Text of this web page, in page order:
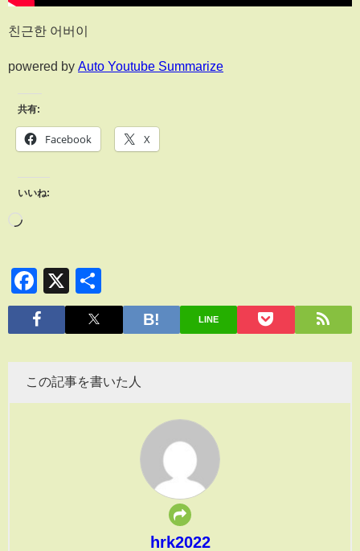
친근한 어버이
powered by Auto Youtube Summarize
共有:
Facebook X
いいね:
Facebook
X
有
LINE
この記事を書いた人
hrk2022